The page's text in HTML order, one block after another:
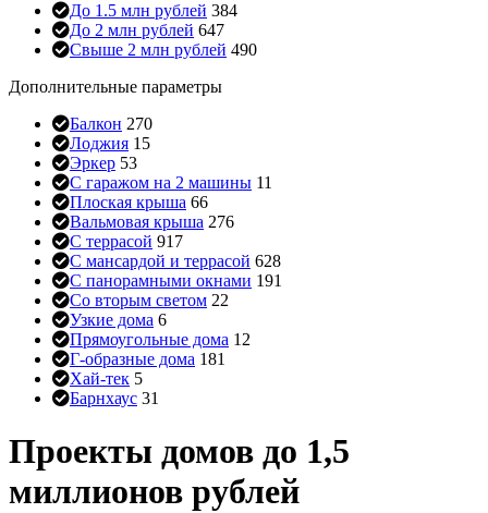
До 1.5 млн рублей 384
До 2 млн рублей 647
Свыше 2 млн рублей 490
Дополнительные параметры
Балкон 270
Лоджия 15
Эркер 53
С гаражом на 2 машины 11
Плоская крыша 66
Вальмовая крыша 276
С террасой 917
С мансардой и террасой 628
С панорамными окнами 191
Со вторым светом 22
Узкие дома 6
Прямоугольные дома 12
Г-образные дома 181
Хай-тек 5
Барнхаус 31
Проекты домов до 1,5
миллионов рублей